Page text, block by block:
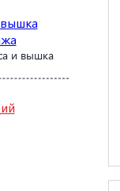
и вышка